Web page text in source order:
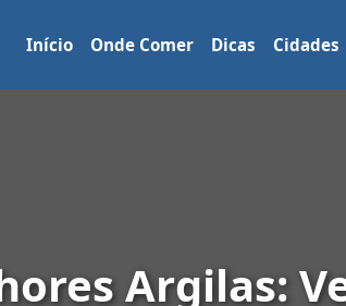
Início Onde Comer Dicas Cidades
Argilas: